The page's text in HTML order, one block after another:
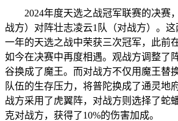
2024年度天选之战冠军联赛的决赛
战方）对阵壮志凌云1队（对战方）。
一年的天选之战中荣获三次冠军，此前
如今在决赛中再度相遇。观战方调整了
谷换成了魔王。而对战方不仅用魔王替
队伍的生存压力，将普陀换成了通灵地
战方采用了虎翼阵，对战方则选择了蛇
克对战方，获得了10%的伤害加成。